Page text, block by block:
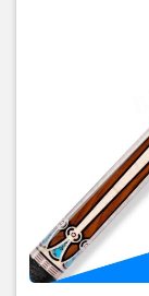
Hệ
LÕI 4